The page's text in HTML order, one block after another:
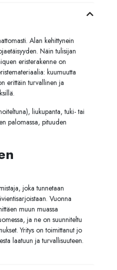
Alan kehittynein
Näin tulisijan
eristerakenne on
kuumuutta
erittäin turvallinen ja
liukupanta, tuki- tai
palomassa, pituuden
joka tunnetaan
Vuonna
muun muassa
ja ne on suunniteltu
Yritys on toimittanut jo
laatuun ja turvallisuuteen.